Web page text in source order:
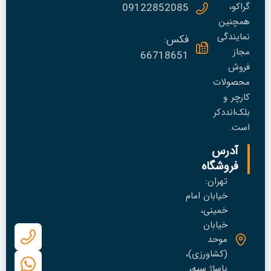
گراکو،
همچنین
نمایندگی
مجاز
فروش
محصولات
کارچر و
بلک‌انددکر
است.
آدرس
فروشگاه
تهران:
خیابان امام
خمینی،
خیابان
موحد
(کشاورزی)،
09122852085
فکس:
66718651